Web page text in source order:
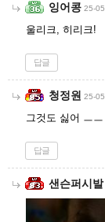
잉어콩 25-
울리크, 히리크!
답글
청정원 25-
그것도 싫어 ㅡ
답글
샌슨퍼시발